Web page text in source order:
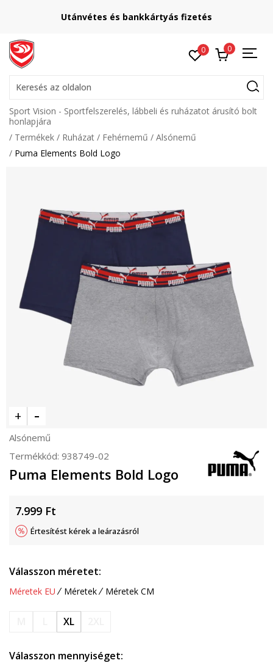
Utánvétes és bankkártyás fizetés
0 0
Keresés az oldalon
Sport Vision - Sportfelszerelés, lábbeli és ruházatot árusító bolt
honlapjára
Termékek
Ruházat Fehérnemű
Alsónemű
Puma Elements Bold Logo
Alsónemű
Termékkód: 938749-02
Puma Elements Bold Logo
7.999 Ft
Értesítést kérek a leárazásról
Válasszon méretet:
Méretek EU Méretek Méretek CM
XL
Válasszon mennyiséget: